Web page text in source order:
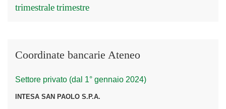
trimestraletrimestre
Coordinate bancarie Ateneo
Settore privato (dal 1° gennaio 2024)
INTESA SAN PAOLO S.P.A.